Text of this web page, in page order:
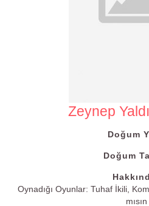
Zeynep
Doğum
Doğum
Oynadığı Oyunlar: Tuhaf İkili,
mısın